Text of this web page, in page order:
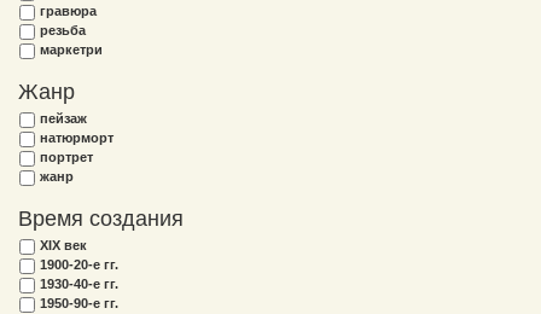
гравюра
резьба
маркетри
Жанр
пейзаж
натюрморт
портрет
жанр
Время создания
XIX век
1900-20-е гг.
1930-40-е гг.
1950-90-е гг.